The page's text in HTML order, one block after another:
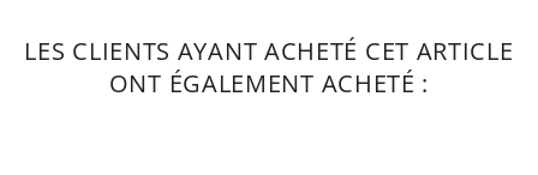
LES CLIENTS AYANT ACHETÉ CET ARTICLE
ONT ÉGALEMENT ACHETÉ :